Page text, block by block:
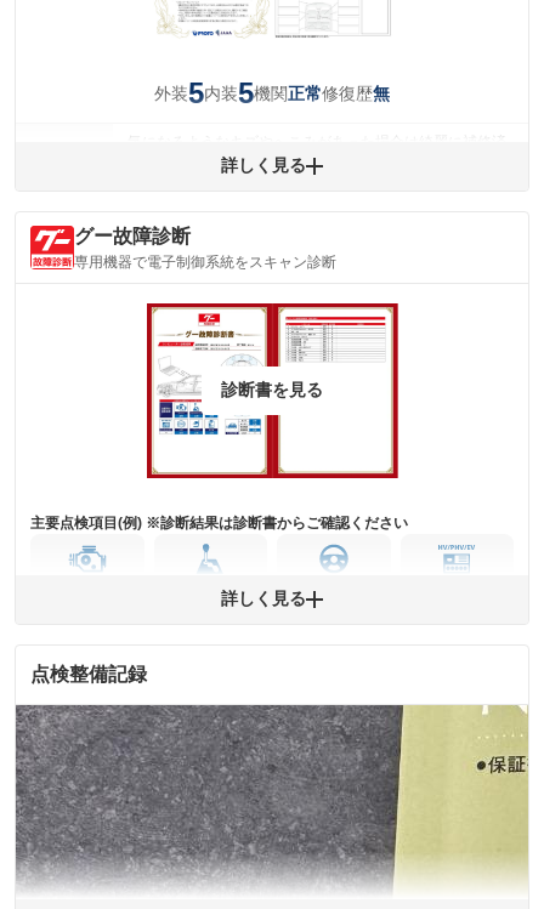
外装5内装5機関正常修復歴無
みですが、 小さなキズやヘコミが残っている場合もありま
内装
(内装状態)
気になる汚れ等がない綺麗な室内を保っています。
主要機関に不具合はありません。
詳細は鑑定書をご確認ください。
※グー鑑定は保証サービスではございません。購入時は必ず現車をご確認
および表示項目が異なる場合がございます。
す。車両情報等の詳細は各販売店へお問い合わせ下さい。
詳しく見る
グー故障診断
専用機器で電子制御系統をスキャン診断
診断書を見る
主要点検項目(例) ※診断結果は診断書からご確認ください
ミッション
ステアリング
ABS
※異常がある場合は主要点検項目が赤色になり、異常と表記されます。
※車に装備されていない項目は「-」と表記されます
※グー故障診断は保証サービスではございません。購入時は必ず現車をご
確認下さい。
※実際にお渡しする故障診断書につきましては、形式および表示項目が異
なる場合がございます。
※グー故障診断書はあくまでも実施時点での診断結果となります。将来に
わたり車両状態を担保するものではありませんので、車両情報等の詳細は
詳しく見る
点検整備記録